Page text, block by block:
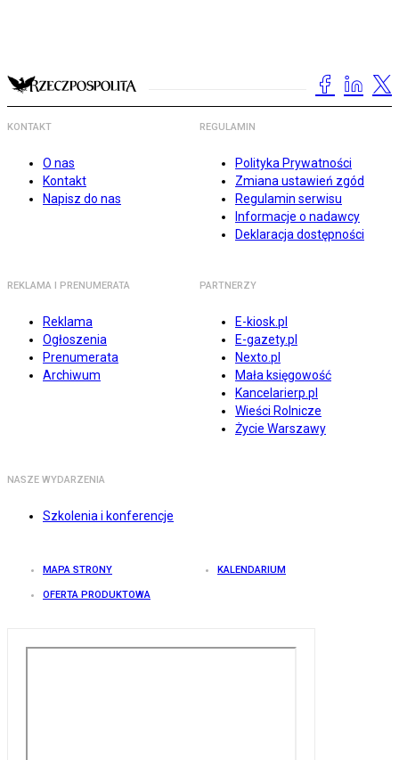
KONTAKT
O nas
Kontakt
Napisz do nas
REGULAMIN
Polityka Prywatności
Zmiana ustawień zgód
Regulamin serwisu
Informacje o nadawcy
Deklaracja dostępności
REKLAMA I PRENUMERATA
Reklama
Ogłoszenia
Prenumerata
Archiwum
PARTNERZY
E-kiosk.pl
E-gazety.pl
Nexto.pl
Mała księgowość
Kancelarierp.pl
Wieści Rolnicze
Życie Warszawy
NASZE WYDARZENIA
Szkolenia i konferencje
MAPA STRONY KALENDARIUM
OFERTA PRODUKTOWA